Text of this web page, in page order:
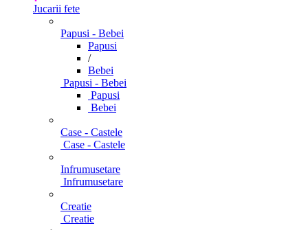
Jucarii fete
Papusi - Bebei
Papusi
/
Bebei
Papusi - Bebei
Papusi
Bebei
Case - Castele
Case - Castele
Infrumusetare
Infrumusetare
Creatie
Creatie